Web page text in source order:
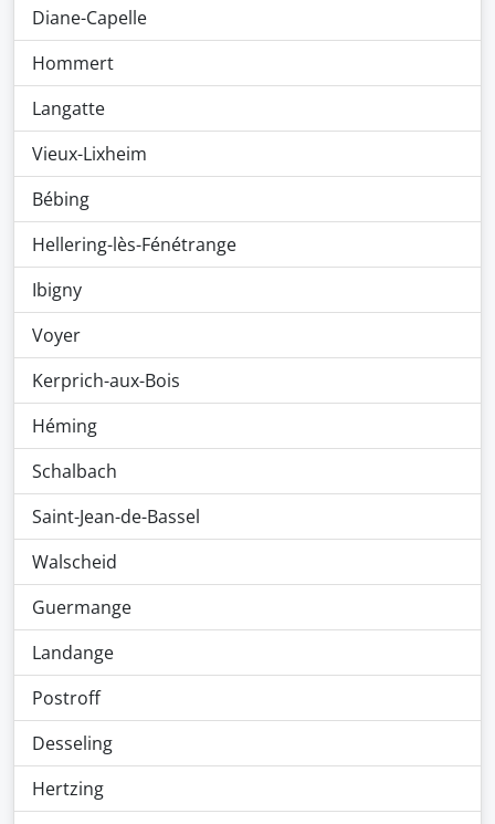
Diane-Capelle
Hommert
Langatte
Vieux-Lixheim
Bébing
Hellering-lès-Fénétrange
Ibigny
Voyer
Kerprich-aux-Bois
Héming
Schalbach
Saint-Jean-de-Bassel
Walscheid
Guermange
Landange
Postroff
Desseling
Hertzing